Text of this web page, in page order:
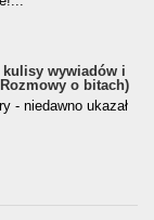
kulisy wywiadów i
o bitach)
- niedawno ukazał